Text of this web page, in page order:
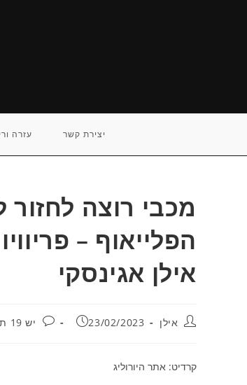
יצירת קשר עזרה
מכבי רוצה
הפלייאוף –
אילן אגינסקי
מחבר:
אילן פורסם:
23/02/2023 יש 19 תגובות
קרדיט: אתר היורוליג